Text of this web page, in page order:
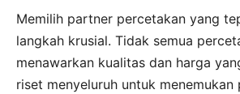
Memilih partner percetakan yang
langkah krusial. Tidak semua
menawarkan kualitas dan harga
riset menyeluruh untuk menemukan